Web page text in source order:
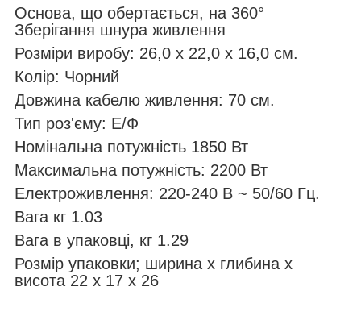
Основа, що обертається, на 360°
Зберігання шнура живлення
Розміри виробу: 26,0 х 22,0 х 16,0 см.
Колір: Чорний
Довжина кабелю живлення: 70 см.
Тип роз'єму: Е/Ф
Номінальна потужність 1850 Вт
Максимальна потужність: 2200 Вт
Електроживлення: 220-240 В ~ 50/60 Гц.
Вага кг 1.03
Вага в упаковці, кг 1.29
Розмір упаковки; ширина х глибина х
висота 22 х 17 х 26